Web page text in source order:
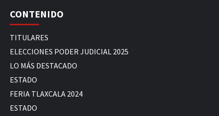
CONTENIDO
TITULARES
ELECCIONES PODER JUDICIAL 2025
LO MÁS DESTACADO
ESTADO
FERIA TLAXCALA 2024
ESTADO